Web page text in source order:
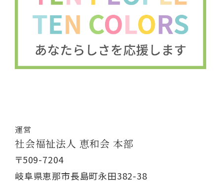
運営
社会福祉法人 恵和会 本部
〒509-7204
岐阜県恵那市長島町永田382-38